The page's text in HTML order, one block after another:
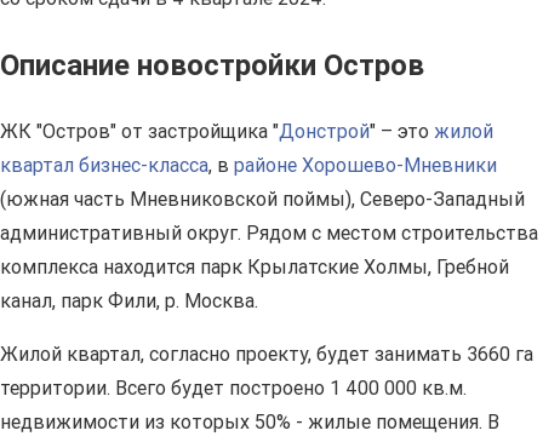
Описание новостройки Остров
ЖК "Остров" от застройщика "Донстрой" – это жилой
квартал бизнес-класса, в районе Хорошево-Мневники
(южная часть Мневниковской поймы), Северо-Западный
административный округ. Рядом с местом строительства
комплекса находится парк Крылатские Холмы, Гребной
канал, парк Фили, р. Москва.
Жилой квартал, согласно проекту, будет занимать 3660 га
территории. Всего будет построено 1 400 000 кв.м.
недвижимости из которых 50% - жилые помещения. В